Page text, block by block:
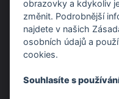
odběru
obrazovky a kdykoliv
změnit. Podrobnější
najdete v našich
osobních údajů a
cookies.
Souhlasíte s